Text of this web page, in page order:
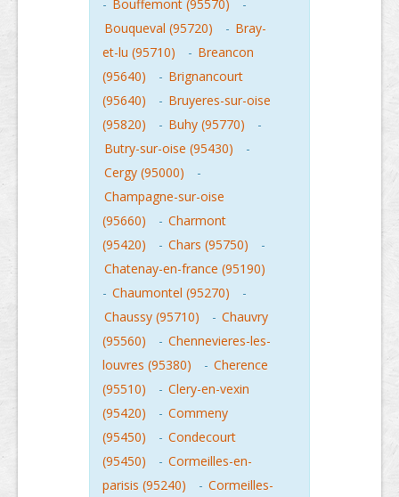
- Bouffemont (95570)
-
Bouqueval (95720)
- Bray-
et-lu (95710)
- Breancon
(95640)
- Brignancourt
(95640)
- Bruyeres-sur-oise
(95820)
- Buhy (95770)
-
Butry-sur-oise (95430)
-
Cergy (95000)
-
Champagne-sur-oise
(95660)
- Charmont
(95420)
- Chars (95750)
-
Chatenay-en-france (95190)
- Chaumontel (95270)
-
Chaussy (95710)
- Chauvry
(95560)
- Chennevieres-les-
louvres (95380)
- Cherence
(95510)
- Clery-en-vexin
(95420)
- Commeny
(95450)
- Condecourt
(95450)
- Cormeilles-en-
parisis (95240)
- Cormeilles-